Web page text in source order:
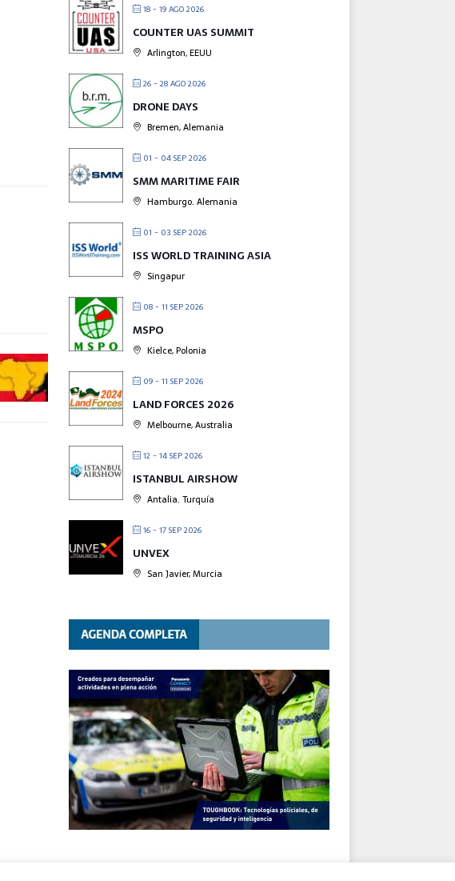
18 - 19 AGO 2026
COUNTER UAS SUMMIT
Arlington, EEUU
26 - 28 AGO 2026
DRONE DAYS
Bremen, Alemania
01 - 04 SEP 2026
SMM MARITIME FAIR
Hamburgo. Alemania
01 - 03 SEP 2026
ISS WORLD TRAINING ASIA
Singapur
08 - 11 SEP 2026
MSPO
Kielce, Polonia
09 - 11 SEP 2026
LAND FORCES 2026
Melbourne, Australia
12 - 14 SEP 2026
ISTANBUL AIRSHOW
Antalia. Turquía
16 - 17 SEP 2026
UNVEX
San Javier, Murcia